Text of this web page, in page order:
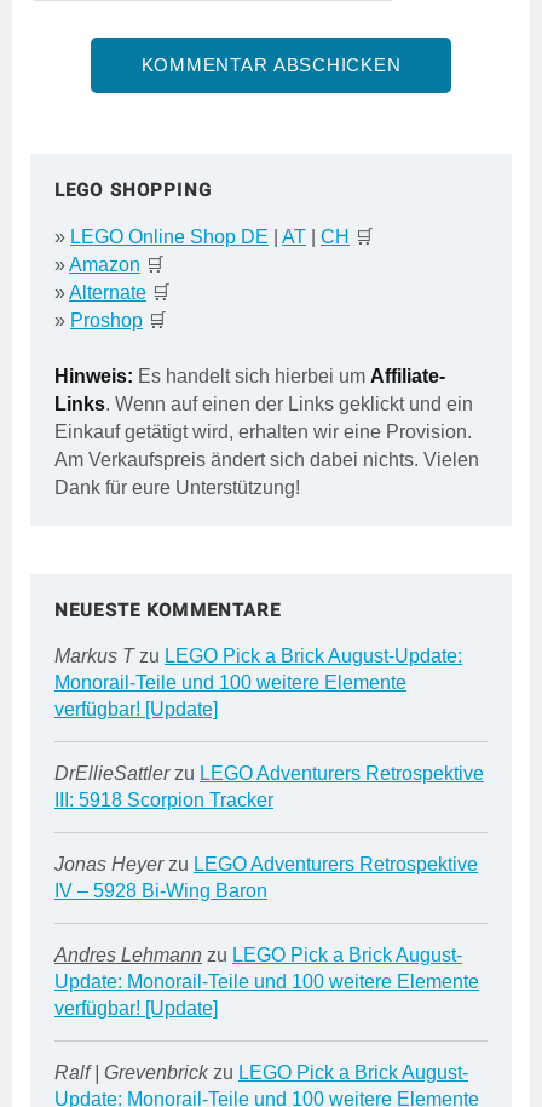
LEGO SHOPPING
» LEGO Online Shop DE AT CH 🛒
»Amazon 🛒
»Alternate 🛒
» Proshop 🛒
Hinweis: Es handelt sich hierbei um Affiliate-
Links. Wenn auf einen der Links geklickt und ein
Einkauf getätigt wird, erhalten wir eine Provision.
Am Verkaufspreis ändert sich dabei nichts. Vielen
Dank für eure Unterstützung!
NEUESTE KOMMENTARE
Markus T zu LEGO Pick a Brick August-Update:
Monorail-Teile und 100 weitere Elemente
verfügbar! [Update]
DrEllieSattlerzu LEGO Adventurers Retrospektive
III: 5918 Scorpion Tracker
Jonas Heyerzu LEGO Adventurers Retrospektive
IV – 5928 Bi-Wing Baron
Andres Lehmann zu LEGO Pick a Brick August-
Update: Monorail-Teile und 100 weitere Elemente
verfügbar! [Update]
Ralf | Grevenbrickzu LEGO Pick a Brick August-
Update: Monorail-Teile und 100 weitere Elemente